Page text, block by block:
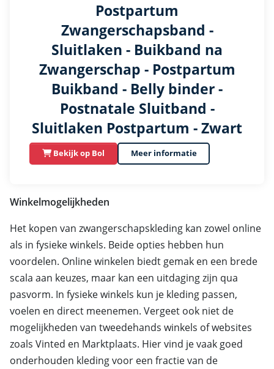
Postpartum
Zwangerschapsband -
Sluitlaken - Buikband na
Zwangerschap - Postpartum
Buikband - Belly binder -
Postnatale Sluitband -
Sluitlaken Postpartum - Zwart
Bekijk op Bol Meer informatie
Winkelmogelijkheden
Het kopen van zwangerschapskleding kan zowel online
als in fysieke winkels. Beide opties hebben hun
voordelen. Online winkelen biedt gemak en een brede
scala aan keuzes, maar kan een uitdaging zijn qua
pasvorm. In fysieke winkels kun je kleding passen,
voelen en direct meenemen. Vergeet ook niet de
mogelijkheden van tweedehands winkels of websites
zoals Vinted en Marktplaats. Hier vind je vaak goed
onderhouden kleding voor een fractie van de